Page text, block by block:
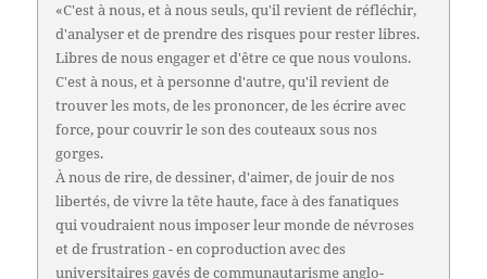
«C'est à nous, et à nous seuls, qu'il revient de réfléchir,
d'analyser et de prendre des risques pour rester libres.
Libres de nous engager et d'être ce que nous voulons.
C'est à nous, et à personne d'autre, qu'il revient de
trouver les mots, de les prononcer, de les écrire avec
force, pour couvrir le son des couteaux sous nos
gorges.
À nous de rire, de dessiner, d'aimer, de jouir de nos
libertés, de vivre la tête haute, face à des fanatiques
qui voudraient nous imposer leur monde de névroses
et de frustration - en coproduction avec des
universitaires gavés de communautarisme anglo-